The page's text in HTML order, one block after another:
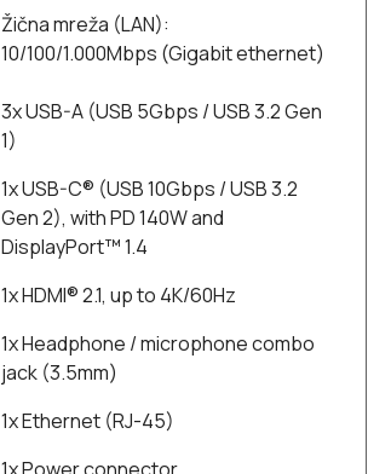
Žična mreža (LAN):
10/100/1.000Mbps (Gigabit ethernet)
3x USB-A (USB 5Gbps / USB 3.2 Gen
1)
1x USB-C® (USB 10Gbps / USB 3.2
Gen 2), with PD 140W and
DisplayPort™ 1.4
1x HDMI® 2.1, up to 4K/60Hz
1x Headphone / microphone combo
jack (3.5mm)
1x Ethernet (RJ-45)